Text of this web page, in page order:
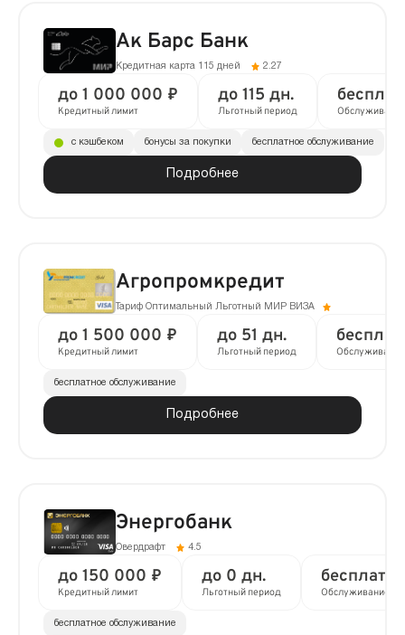
Ак Барс Банк
Кредитная карта 115 дней 2.27
до 1 000 000 ₽
Кредитный лимит
до 115 дн.
Льготный период Обслуживание
Подробнее
с кэшбеком бонусы за покупки бесплатное обслуживание
Агропромкредит
Тариф Оптимальный Льготный МИР ВИЗА
до 1 500 000 ₽
Кредитный лимит
до 51 дн.
Льготный период Обслуживание
Подробнее
бесплатное обслуживание
Энергобанк
Овердрафт 4.5
до 150 000 ₽
Кредитный лимит
до 0 дн.
Льготный период
бесплатно
Обслуживание
бесплатное обслуживание